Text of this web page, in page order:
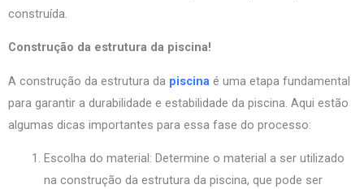
construída.
Construção da estrutura da piscina!
A construção da estrutura da piscina é uma etapa fundamental
para garantir a durabilidade e estabilidade da piscina. Aqui estão
algumas dicas importantes para essa fase do processo:
Escolha do material: Determine o material a ser utilizado
na construção da estrutura da piscina, que pode ser